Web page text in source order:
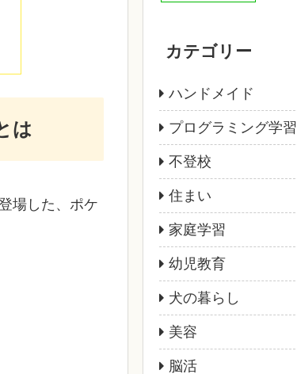
は
場した、ポケ
カテゴリー
ハンドメイド
プログラミング学習
不登校
住まい
家庭学習
幼児教育
犬の暮らし
美容
脳活